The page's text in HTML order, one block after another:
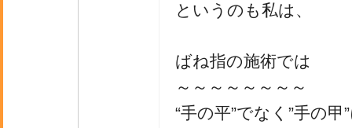
というのも私は、
ばね指の施術では
～～～～～～～～
“手の平”でなく”手の甲”